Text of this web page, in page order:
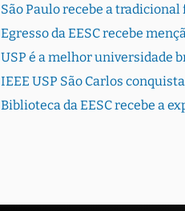
São Paulo recebe a
Egresso da EESC recebe
USP é a melhor universidade
IEEE USP São Carlos
Biblioteca da EESC recebe a